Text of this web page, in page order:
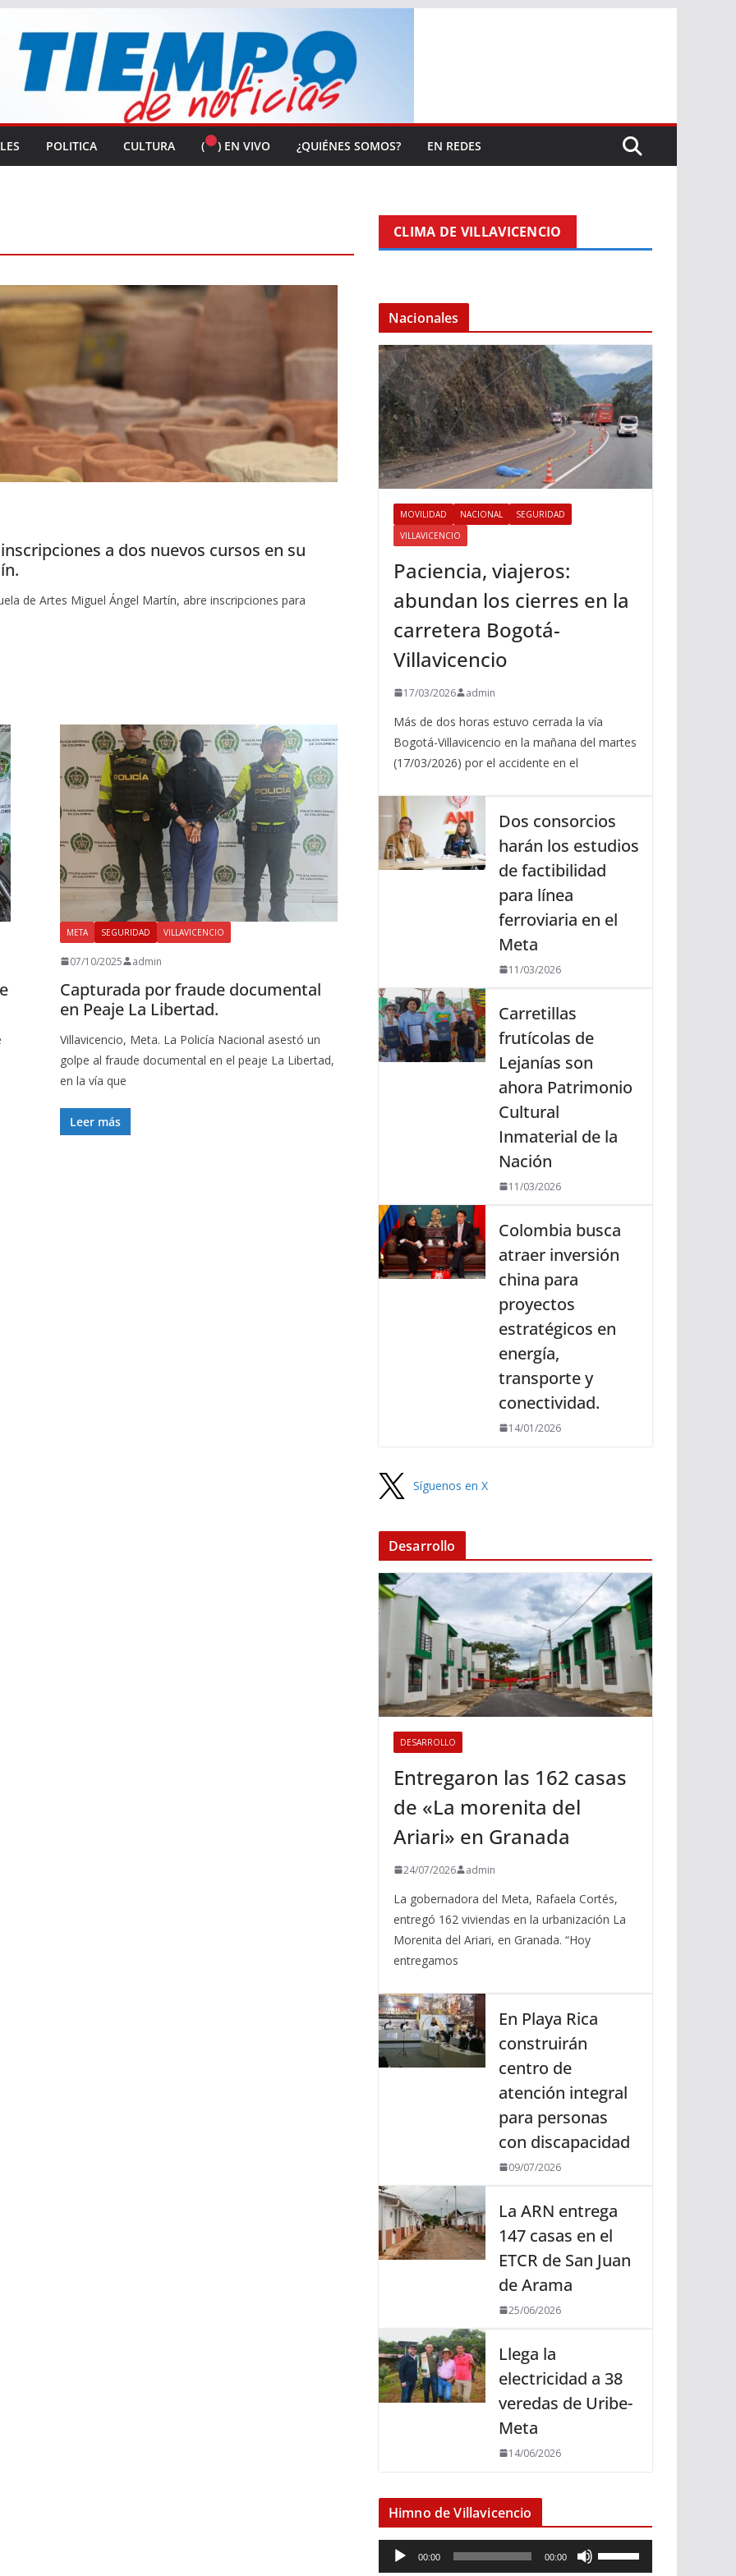
POLITICA CULTURA ( ) EN VIVO ¿QUIÉNES SOMOS? EN REDES
a dos nuevos cursos en su
de Artes Miguel Ángel Martín, abre inscripciones para
META SEGURIDAD VILLAVICENCIO
07/10/2025 admin
Capturada por fraude documental
en Peaje La Libertad.
Villavicencio, Meta. La Policía Nacional asestó un
golpe al fraude documental en el peaje La Libertad,
en la vía que
Leer más
CLIMA DE VILLAVICENCIO
Nacionales
MOVILIDAD NACIONAL
SEGURIDAD
VILLAVICENCIO
Paciencia, viajeros:
abundan los cierres en la
carretera Bogotá-
Villavicencio
17/03/2026 admin
Más de dos horas estuvo cerrada la vía
Bogotá-Villavicencio en la mañana del martes
(17/03/2026) por el accidente en el
Dos consorcios
harán los estudios
de factibilidad
para línea
ferroviaria en el
Meta
11/03/2026
Carretillas
frutícolas de
Lejanías son
ahora Patrimonio
Cultural
Inmaterial de la
Nación
11/03/2026
Colombia busca
atraer inversión
china para
proyectos
estratégicos en
energía,
transporte y
conectividad.
14/01/2026
Síguenos en X
Desarrollo
DESARROLLO
Entregaron las 162 casas
de «La morenita del
Ariari» en Granada
24/07/2026 admin
La gobernadora del Meta, Rafaela Cortés,
entregó 162 viviendas en la urbanización La
Morenita del Ariari, en Granada. “Hoy
entregamos
En Playa Rica
construirán
centro de
atención integral
para personas
con discapacidad
09/07/2026
La ARN entrega
147 casas en el
ETCR de San Juan
de Arama
25/06/2026
Llega la
electricidad a 38
veredas de Uribe-
Meta
14/06/2026
Himno de Villavicencio
e
00:00 00:00